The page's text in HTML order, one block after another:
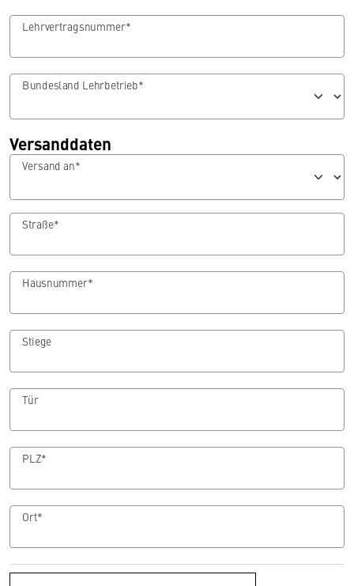
Lehrvertragsnummer*
Bundesland Lehrbetrieb*
Versanddaten
Versand an*
Straße*
Hausnummer*
Stiege
Tür
PLZ*
Ort*